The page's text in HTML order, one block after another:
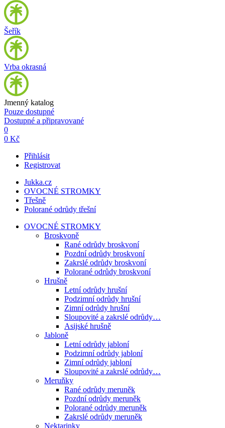
Šeřík
Vrba okrasná
Jmenný katalog
Pouze dostupné
Dostupné a připravované
0
0 Kč
Přihlásit
Registrovat
Jukka.cz
OVOCNÉ STROMKY
Třešně
Polorané odrůdy třešní
OVOCNÉ STROMKY
Broskvoně
Rané odrůdy broskvoní
Pozdní odrůdy broskvoní
Zakrslé odrůdy broskvoní
Polorané odrůdy broskvoní
Hrušně
Letní odrůdy hrušní
Podzimní odrůdy hrušní
Zimní odrůdy hrušní
Sloupovité a zakrslé odrůdy…
Asijské hrušně
Jabloně
Letní odrůdy jabloní
Podzimní odrůdy jabloní
Zimní odrůdy jabloní
Sloupovité a zakrslé odrůdy…
Meruňky
Rané odrůdy meruněk
Pozdní odrůdy meruněk
Polorané odrůdy meruněk
Zakrslé odrůdy meruněk
Nektarinky